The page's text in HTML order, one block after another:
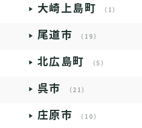
大崎上島町 （1）
尾道市 （19）
北広島町 （5）
呉市 （21）
庄原市 （10）